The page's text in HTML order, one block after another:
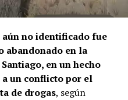
aún no identificado fue
abandonado en la
en un hecho
un conflicto por el
de drogas, según